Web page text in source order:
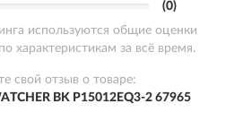
(0)
используются общие оценки
характеристикам за всё время.
свой отзыв о товаре:
BK P15012EQ3-2 67965